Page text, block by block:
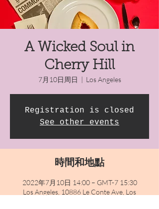
A Wicked Soul in
Cherry Hill
7月10日周日
  |
Los Angeles
Registration is closed
See other events
時間和地點
2022年7月10日 14:00 – GMT-7 15:30
Los Angeles, 10886 Le Conte Ave, Los